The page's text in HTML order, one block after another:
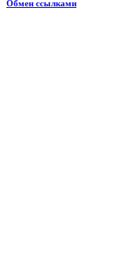
Обмен ссылками